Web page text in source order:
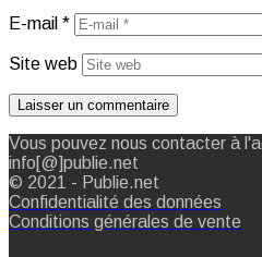
E-mail *
Site web
Vous pouvez nous contacter à
info[@]publie.net
© 2021 - Publie.net
Confidentialité des données
Conditions générales de vente